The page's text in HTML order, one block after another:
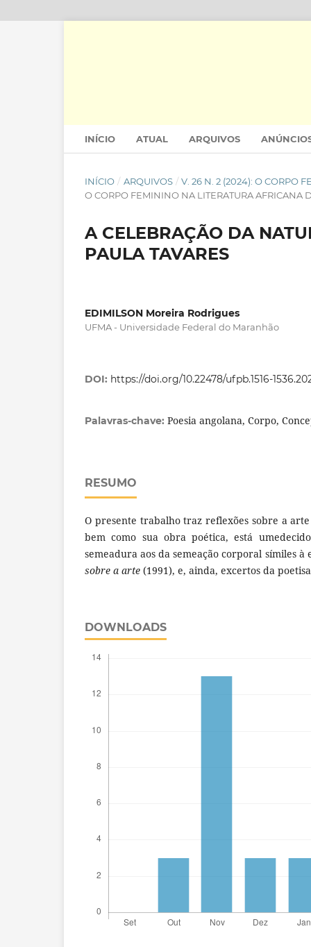
INÍCIO ATUAL ARQUIVOS
INÍCIO / ARQUIVOS / V. 26 N. 2 (2024): O CORPO
O CORPO FEMININO NA LITERATURA AFRICANA
A CELEBRAÇÃO DA
PAULA TAVARES
EDIMILSON Moreira Rodrigues
UFMA - Universidade Federal do Maranhão
DOI: https://doi.org/10.22478/ufpb.1516-
Palavras-chave: Poesia angolana, Corpo,
RESUMO
O presente trabalho traz reflexões sobre a
bem como sua obra poética, está
semeadura aos da semeação corporal símiles
sobre a arte (1991), e, ainda, excertos da
DOWNLOADS